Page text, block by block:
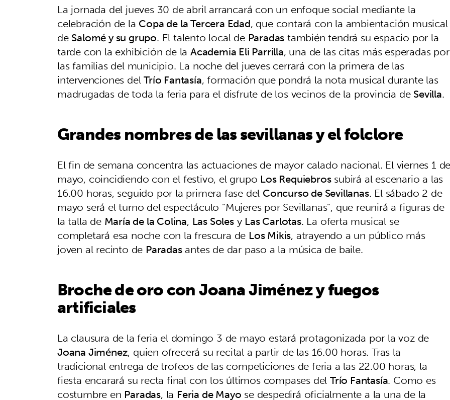
La jornada del jueves 30 de abril arrancará con un enfoque social mediante la
celebración de la Copa de la Tercera Edad, que contará con la ambientación musical
deSalomé y su grupo. El talento local de Paradastambién tendrá su espacio por la
tarde con la exhibición de laAcademia Eli Parrilla, una de las citas más esperadas por
las familias del municipio. La noche del jueves cerrará con la primera de las
intervenciones delTrío Fantasía, formación que pondrá la nota musical durante las
madrugadas de toda la feria para el disfrute de los vecinos de la provincia deSevilla.
Grandes nombres de las sevillanas y el folclore
El fin de semana concentra las actuaciones de mayor calado nacional. El viernes 1
mayo, coincidiendo con el festivo, el grupo Los Requiebrossubirá al escenario a las
16.00 horas, seguido por la primera fase del Concurso de Sevillanas. El sábado 2 de
mayo será el turno del espectáculo "Mujeres por Sevillanas", que reunirá a figuras de
la talla de María de la Colina, Las Solesy Las Carlotas. La oferta musical se
completará esa noche con la frescura de Los Mikis, atrayendo a un público más
joven al recinto de Paradasantes de dar paso a la música de baile.
Broche de oro con Joana Jiménez y fuegos
artificiales
La clausura de la feria el domingo 3 de mayo estará protagonizada por la voz de
Joana Jiménez, quien ofrecerá su recital a partir de las 16.00 horas. Tras la
tradicional entrega de trofeos de las competiciones de feria a las 22.00 horas, la
fiesta encarará su recta final con los últimos compases delTrío Fantasía. Como es
costumbre en Paradas, la Feria de Mayo se despedirá oficialmente a la una de la